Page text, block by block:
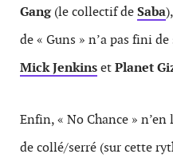
Gang(le collectif deSaba),
de « Guns » n’a pas fini
Mick JenkinsetPlanet
Enfin, « No Chance »
de collé/serré (sur cette